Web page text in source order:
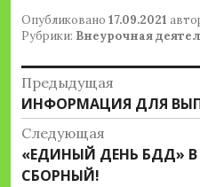
Опубликовано 17.09.2021
Рубрики: Внеурочная
Навигация
по
записям
Предыдущая
Предыдущая
запись:
ИНФОРМАЦИЯ ДЛЯ
Следующая
Следующая
запись:
«ЕДИНЫЙ ДЕНЬ БДД»
СБОРНЫЙ!